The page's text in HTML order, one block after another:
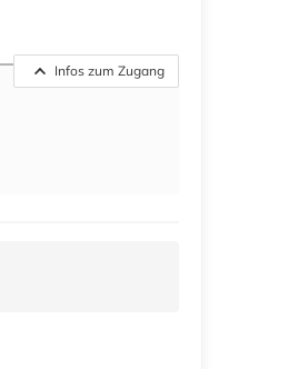
Infos zum Zugang